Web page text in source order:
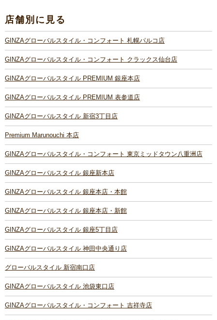
店舗別に見る
GINZAグローバルスタイル・コンフォート 札幌パルコ店
GINZAグローバルスタイル・コンフォート クラックス仙台店
GINZAグローバルスタイル PREMIUM 銀座本店
GINZAグローバルスタイル PREMIUM 表参道店
GINZAグローバルスタイル 新宿3丁目店
Premium Marunouchi 本店
GINZAグローバルスタイル・コンフォート 東京ミッドタウン八重洲店
GINZAグローバルスタイル 銀座新本店
GINZAグローバルスタイル 銀座本店・本館
GINZAグローバルスタイル 銀座本店・新館
GINZAグローバルスタイル 銀座5丁目店
GINZAグローバルスタイル 神田中央通り店
グローバルスタイル 新宿南口店
GINZAグローバルスタイル 池袋東口店
GINZAグローバルスタイル・コンフォート 吉祥寺店